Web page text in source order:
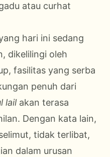
atau curhat
hari ini sedang
dikelilingi oleh
fasilitas yang serba
penuh dari
lailakan terasa
Dengan kata lain,
tidak terlibat,
dalam urusan